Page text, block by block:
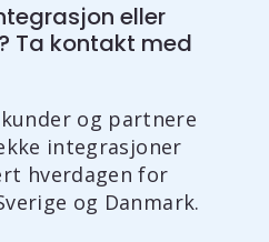
eller
Ta kontakt med
og partnere
integrasjoner
hverdagen for
og Danmark.